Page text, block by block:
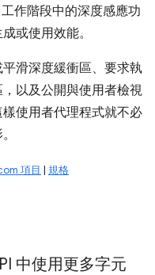
作階段中的深度感應功
或使用效能。
滑深度緩衝區、要求執
以及公開與使用者檢視
使用者代理程式就不必
項目 | 規格
中使用更多字元